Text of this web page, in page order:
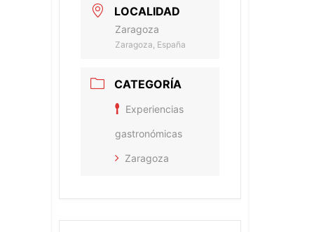
LOCALIDAD
Zaragoza
Zaragoza, España
CATEGORÍA
Experiencias
gastronómicas
Zaragoza